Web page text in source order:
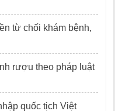
từ chối khám bệnh,
rượu theo pháp luật
quốc tịch Việt